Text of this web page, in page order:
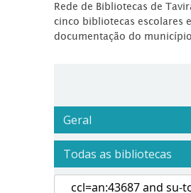
Rede de Bibliotecas de
cinco bibliotecas escolares
documentação do município.